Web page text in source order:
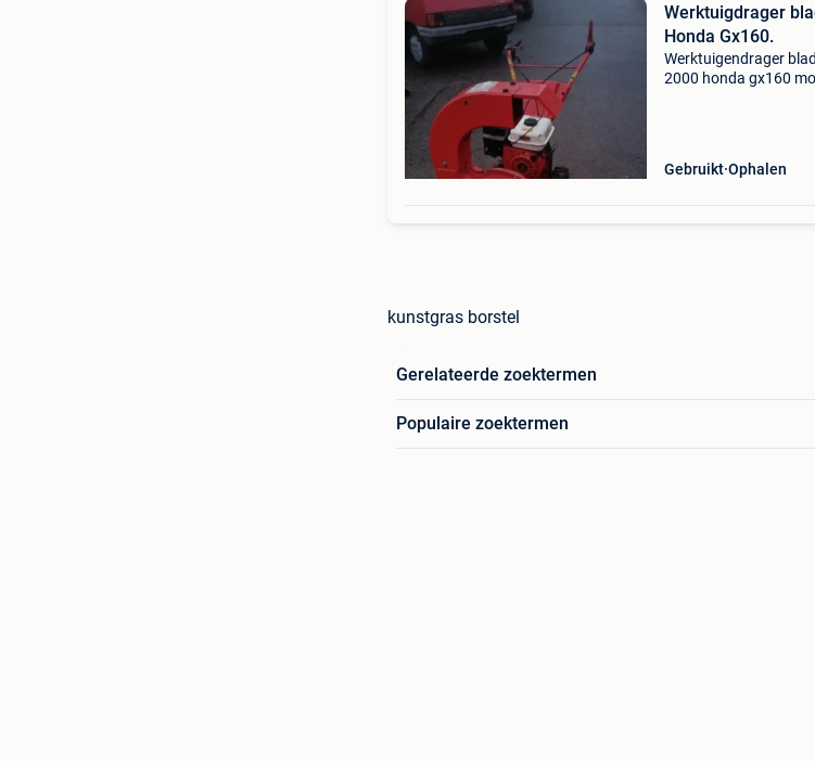
Werktuigdrager
Honda Gx160.
Werktuigendrager
2000 honda gx160
Gebruikt Ophalen
kunstgras borstel
Gerelateerde zoektermen
Populaire zoektermen